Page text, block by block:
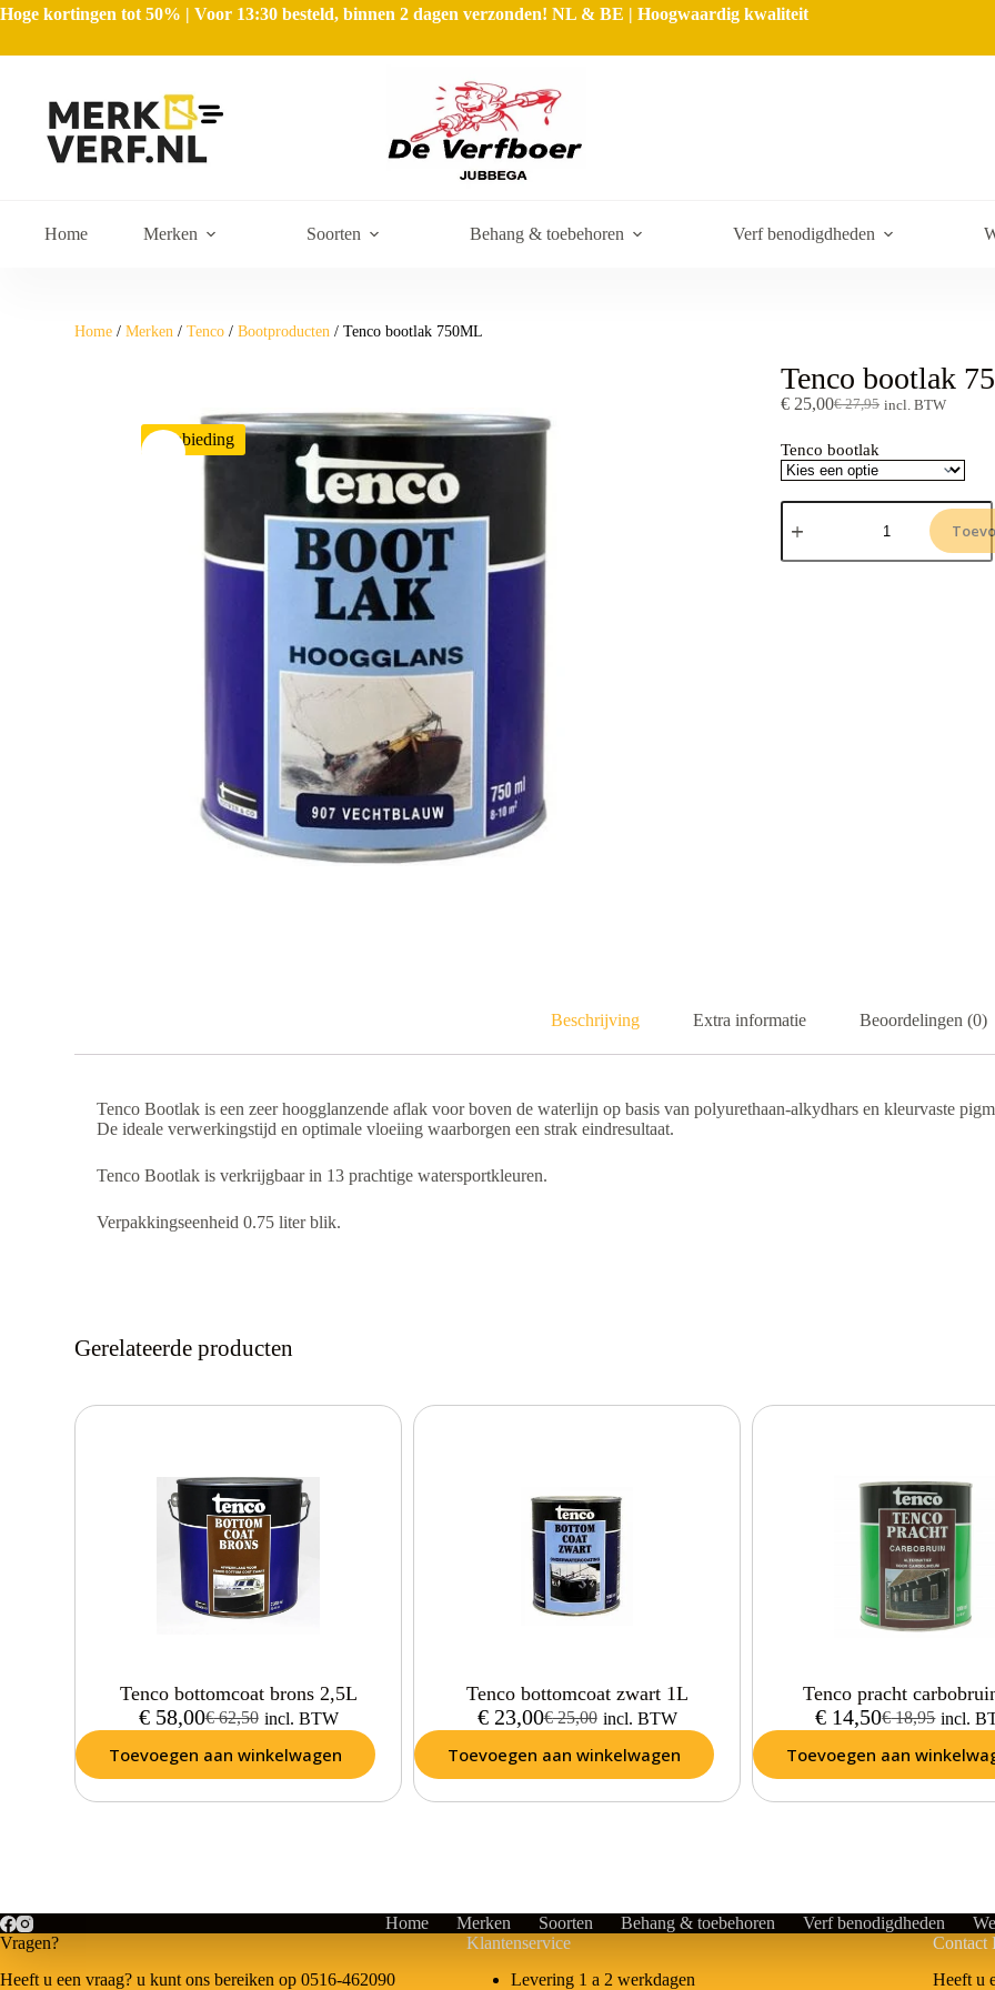
Hoge kortingen tot 50% | Voor 13:30 besteld, binnen 2 dagen verzonden! NL & BE | Hoogwaardig kwaliteit
Home Merken Soorten Behang & toebehoren Verf benodigdheden
Home /Merken /Tenco /Bootproducten / Tenco bootlak 750ML
Aanbieding
Tenco bootlak
€27,95
€ 25,00 incl. BTW
Tenco bootlak
Beschrijving Extra informatie Beoordelingen (0)
Tenco Bootlak is een zeer hoogglanzende aflak voor boven de waterlijn op basis van polyurethaan-alkydhars en kleurvaste
De ideale verwerkingstijd en optimale vloeiing waarborgen een strak eindresultaat.
Tenco Bootlak is verkrijgbaar in 13 prachtige watersportkleuren.
Verpakkingseenheid 0.75 liter blik.
Gerelateerde producten
Tenco bottomcoat brons 2,5L
€62,50
€58,00 incl. BTW
Toevoegen aan winkelwagen
Tenco bottomcoat zwart 1L
€25,00
€23,00 incl. BTW
Toevoegen aan winkelwagen
Tenco pracht
€18,95
€ 14,50 incl.
Toevoegen aan
Home Merken Soorten Behang & toebehoren Verf benodigdheden
Vragen?
Heeft u een vraag? u kunt ons bereiken op 0516-462090
Klantenservice
Levering 1 a 2 werkdagen
Contact
Heeft u